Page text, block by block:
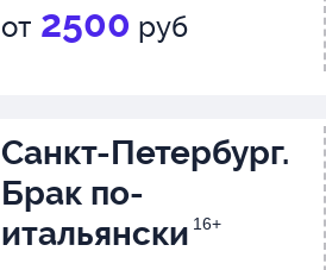
от 2500 руб
Санкт-Петербург.
Брак по-
итальянски 16+